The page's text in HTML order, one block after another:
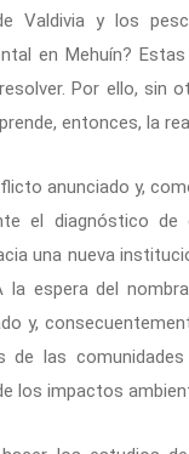
Valdivia y los
en Mehuín?
Por ello, sin
entonces, la
anunciado y,
el diagnóstico
una nueva
espera del
y,
de las
los impactos